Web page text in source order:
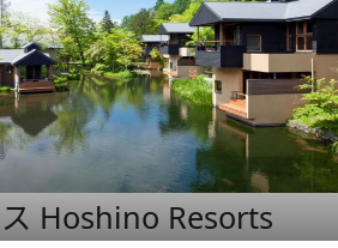
Hoshino Resorts